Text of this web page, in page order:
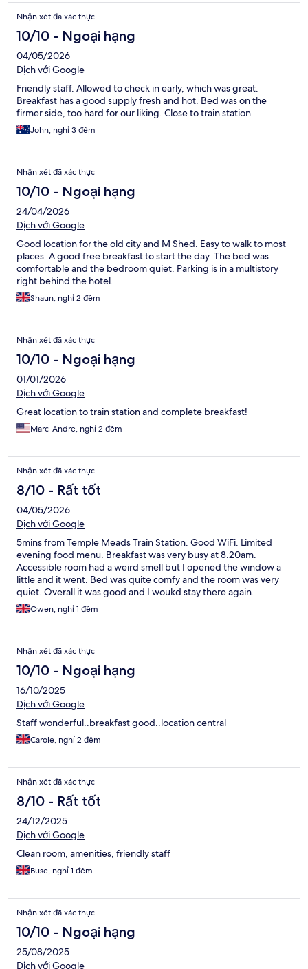
good especially Bethany on reception who was extremely
helpful and friendly. We will definitely stay here again.
Nhận xét đã xác thực
10/10 - Ngoại hạng
04/05/2026
Dịch với Google
Friendly staff. Allowed to check in early, which was great.
Breakfast has a good supply fresh and hot. Bed was on the
firmer side, too hard for our liking. Close to train station.
John, nghỉ 3 đêm
Nhận xét đã xác thực
10/10 - Ngoại hạng
24/04/2026
Dịch với Google
Good location for the old city and M Shed. Easy to walk to most
places. A good free breakfast to start the day. The bed was
comfortable and the bedroom quiet. Parking is in a multistory
right behind the hotel.
Shaun, nghỉ 2 đêm
Nhận xét đã xác thực
10/10 - Ngoại hạng
01/01/2026
Dịch với Google
Great location to train station and complete breakfast!
Marc-Andre, nghỉ 2 đêm
Nhận xét đã xác thực
8/10 - Rất tốt
04/05/2026
Dịch với Google
5mins from Temple Meads Train Station. Good WiFi. Limited
evening food menu. Breakfast was very busy at 8.20am.
Accessible room had a weird smell but I opened the window a
little and it went. Bed was quite comfy and the room was very
quiet. Overall it was good and I woukd stay there again.
Owen, nghỉ 1 đêm
Nhận xét đã xác thực
10/10 - Ngoại hạng
16/10/2025
Dịch với Google
Staff wonderful..breakfast good..location central
Carole, nghỉ 2 đêm
Nhận xét đã xác thực
8/10 - Rất tốt
24/12/2025
Dịch với Google
Clean room, amenities, friendly staff
Buse, nghỉ 1 đêm
Nhận xét đã xác thực
10/10 - Ngoại hạng
25/08/2025
Dịch với Google